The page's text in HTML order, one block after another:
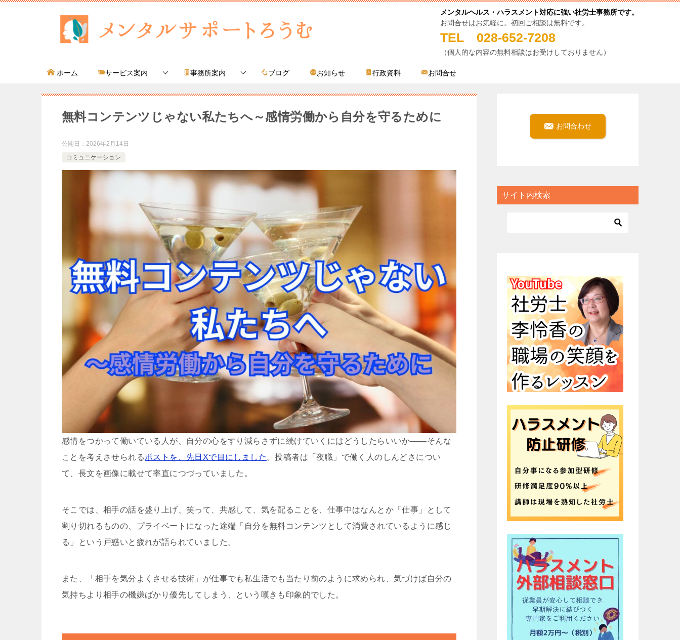
メンタルヘルス・ハラスメント対応に強い社労士事務所です。
お問合せはお気軽に。初回ご相談は無料です。
TEL 028-652-7208
（個人的な内容の無料相談はお受けしておりません）
ホーム サービス案内 事務所案内 ブログ お知らせ 行政資料 お問合せ
無料コンテンツじゃない私たちへ～感情労働から自分を守るために
公開日： 2026年2月14日
コミュニケーション
感情をつかって働いている人が、自分の心をすり減らさずに続けていくにはどうしたらいいか——そんな
ことを考えさせられるポストを、先日Xで目にしました 。投稿者は「夜職」で働く人のしんどさについ
て、長文を画像に載せて率直につづっていました。
そこでは、相手の話を盛り上げ、笑って、共感して、気を配ることを、仕事中はなんとか「仕事」として
割り切れるものの、プライベートになった途端「自分を無料コンテンツとして消費されているように感じ
る」という戸惑いと疲れが語られていました。
また、「相手を気分よくさせる技術」が仕事でも私生活でも当たり前のように求められ、気づけば自分の
気持ちより相手の機嫌ばかり優先してしまう、という嘆きも印象的でした。
お問合わせ
サイト内検索